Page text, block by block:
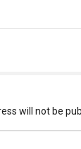
will not be